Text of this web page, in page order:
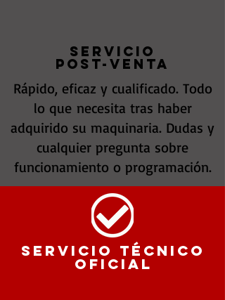
SERVICIO
POST-VENTA
Rápido, eficaz y cualificado. Todo
lo que necesita tras haber
adquirido su maquinaria. Dudas y
cualquier pregunta sobre
funcionamiento o programación.
Servicio técnico
oficial